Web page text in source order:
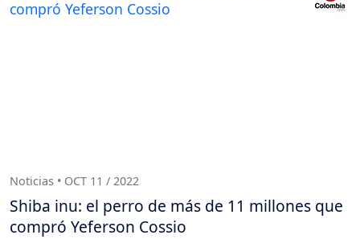
Noticias • OCT 11 / 2022
Shiba inu: el perro de más de 11 millones que
compró Yeferson Cossio